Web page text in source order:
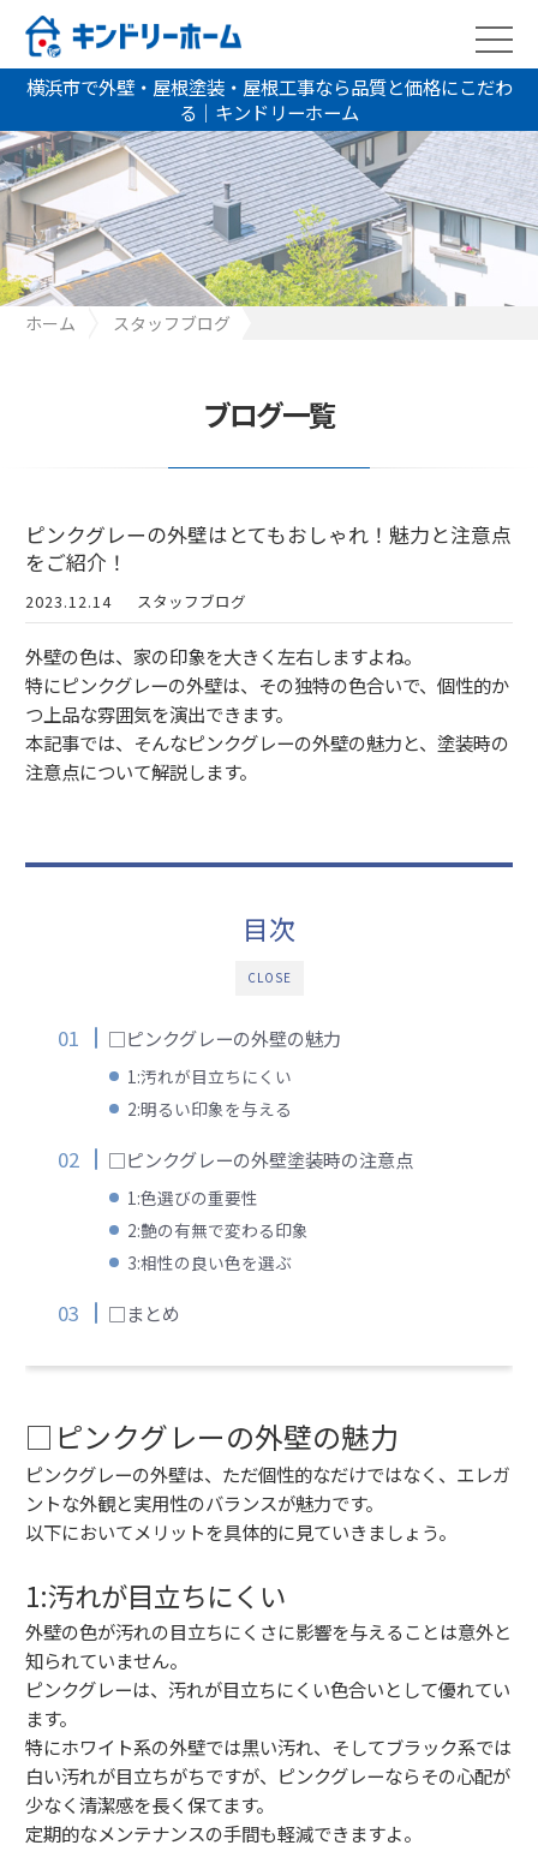
横浜市で外壁・屋根塗装・屋根工事なら品質と価格にこだわ
る｜キンドリーホーム
ホーム
スタッフブログ
ブログ一覧
ピンクグレーの外壁はとてもおしゃれ！魅力と注意点
をご紹介！
2023.12.14 スタッフブログ
外壁の色は、家の印象を大きく左右しますよね。
特にピンクグレーの外壁は、その独特の色合いで、個性的か
つ上品な雰囲気を演出できます。
本記事では、そんなピンクグレーの外壁の魅力と、塗装時の
注意点について解説します。
CLOSE
目次
□ピンクグレーの外壁の魅力
1:汚れが目立ちにくい
2:明るい印象を与える
□ピンクグレーの外壁塗装時の注意点
1:色選びの重要性
2:艶の有無で変わる印象
3:相性の良い色を選ぶ
□まとめ
□ピンクグレーの外壁の魅力
ピンクグレーの外壁は、ただ個性的なだけではなく、エレガ
ントな外観と実用性のバランスが魅力です。
以下においてメリットを具体的に見ていきましょう。
1:汚れが目立ちにくい
外壁の色が汚れの目立ちにくさに影響を与えることは意外と
知られていません。
ピンクグレーは、汚れが目立ちにくい色合いとして優れてい
ます。
特にホワイト系の外壁では黒い汚れ、そしてブラック系では
白い汚れが目立ちがちですが、ピンクグレーならその心配が
少なく清潔感を長く保てます。
定期的なメンテナンスの手間も軽減できますよ。